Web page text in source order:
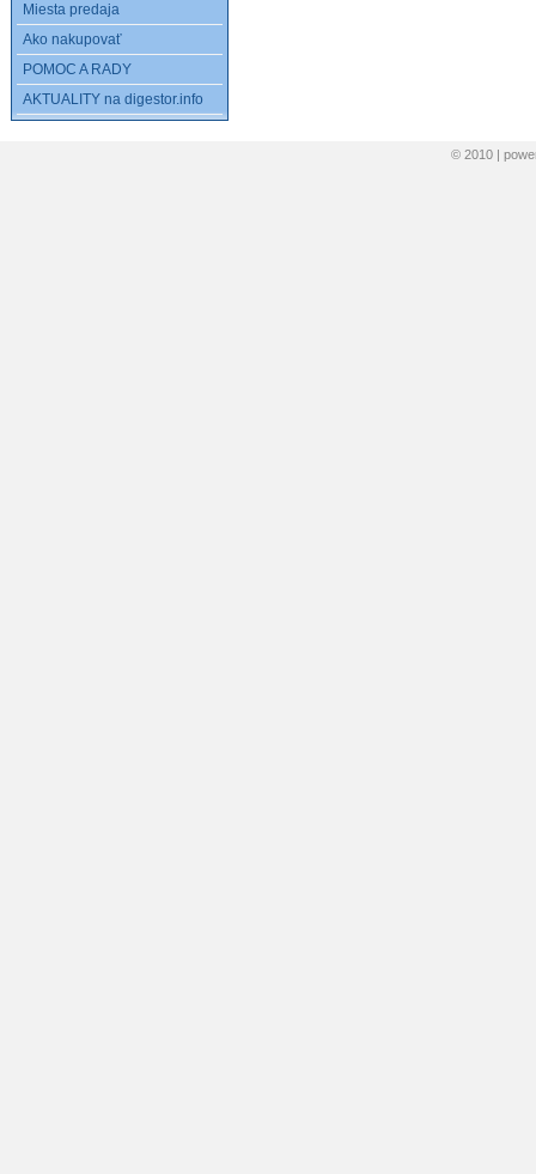
Miesta predaja
Ako nakupovať
POMOC A RADY
AKTUALITY na digestor.info
© 2010 |